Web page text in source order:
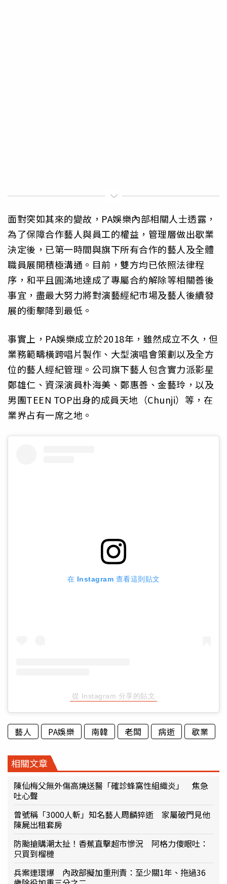
面對突如其來的變故，PA娛樂內部相關人士透露，
為了保障合作藝人與員工的權益，管理層做出歇業
決定後，已第一時間與旗下所有合作的藝人及全體
職員展開積極溝通。目前，雙方均已依照法律程
序，和平且圓滿地達成了專屬合約解除等相關善後
事宜，盡最大努力將對演藝經紀市場及藝人後續發
展的衝擊降到最低。
事實上，PA娛樂成立於2018年，雖然成立不久，但
業務範疇橫跨唱片製作、大型演唱會策劃以及全方
位的藝人經紀管理。公司旗下藝人包含實力派影星
鄭雄仁、資深演員朴海美、鄭惠善、金藝玲，以及
男團TEEN TOP出身的成員天地（Chunji）等，在
業界占有一席之地。
在 Instagram 查看這則貼文
從 Instagram 分享的貼文
藝人 PA娛樂 南韓 老闆 病逝 歇業
相關文章
陳仙梅父無外傷高燒送醫「確診蜂窩性組織炎」 焦急
吐心聲
曾號稱「3000人斬」知名藝人周麟猝逝 家屬破門見他
陳屍出租套房
防颱搶購潮太扯！香蕉直擊超市慘況 阿格力傻眼吐：
只買到榴槤
兵案連環爆 內政部擬加重刑責：至少關1年、拖過36